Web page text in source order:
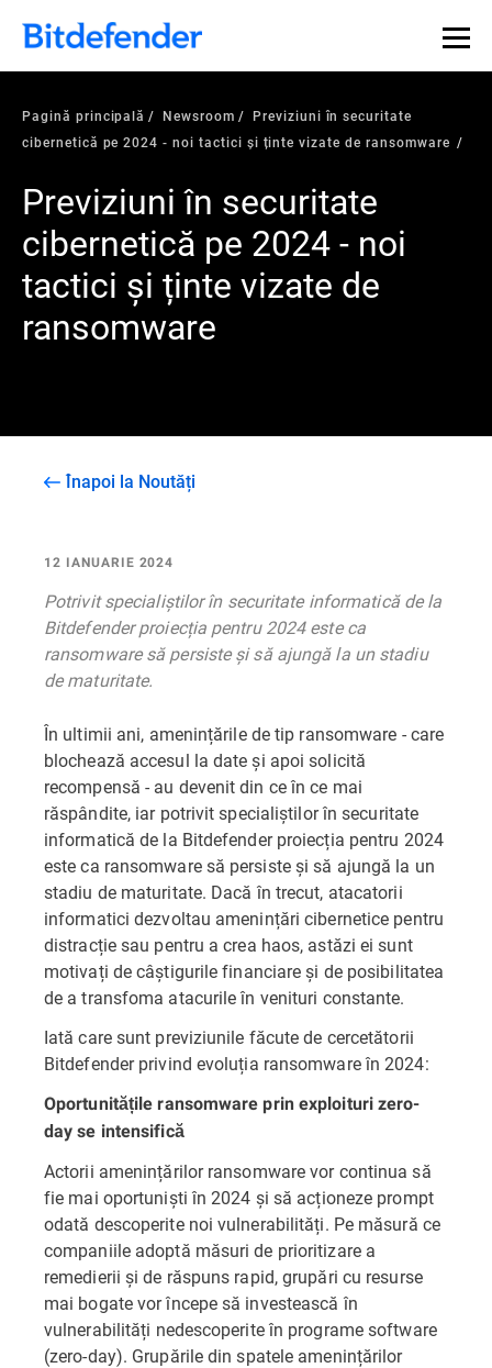
Pagină principală Newsroom
Previziuni în securitate
cibernetică pe 2024 - noi tactici și ținte vizate de ransomware
Previziuni în securitate
cibernetică pe 2024 - noi
tactici și ținte vizate de
ransomware
Înapoi la Noutăți
12 IANUARIE 2024
Potrivit specialiștilor în securitate informatică de la
Bitdefender proiecția pentru 2024 este ca
ransomware să persiste și să ajungă la un stadiu
de maturitate.
În ultimii ani, amenințările de tip ransomware - care
blochează accesul la date și apoi solicită
recompensă - au devenit din ce în ce mai
răspândite, iar potrivit specialiștilor în securitate
informatică de la Bitdefender proiecția pentru 2024
este ca ransomware să persiste și să ajungă la un
stadiu de maturitate. Dacă în trecut, atacatorii
informatici dezvoltau amenințări cibernetice pentru
distracție sau pentru a crea haos, astăzi ei sunt
motivați de câștigurile financiare și de posibilitatea
de a transfoma atacurile în venituri constante.
Iată care sunt previziunile făcute de cercetătorii
Bitdefender privind evoluția ransomware în 2024:
Oportunitățile ransomware prin exploituri zero-
day se intensifică
Actorii amenințărilor ransomware vor continua să
fie mai oportuniști în 2024 și să acționeze prompt
odată descoperite noi vulnerabilități. Pe măsură ce
companiile adoptă măsuri de prioritizare a
remedierii și de răspuns rapid, grupări cu resurse
mai bogate vor începe să investească în
vulnerabilități nedescoperite în programe software
(zero-day). Grupările din spatele amenințărilor